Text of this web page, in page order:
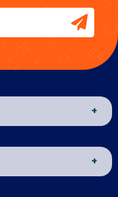
HAKKIMIZDA
HABERLER